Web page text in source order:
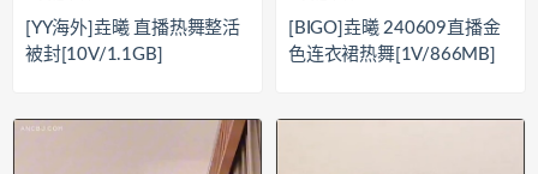
[YY海外]垚曦 直播热舞整活
被封[10V/1.1GB]
[BIGO]垚曦 240609直播金
色连衣裙热舞[1V/866MB]